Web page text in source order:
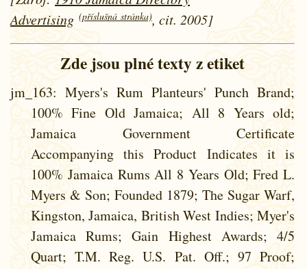
Advertising (příslušná stránka), cit. 2005]
Zde jsou plné texty z etiket
jm_163: Myers's Rum Planteurs' Punch Brand;
100% Fine Old Jamaica; All 8 Years old;
Jamaica Government Certificate
Accompanying this Product Indicates it is
100% Jamaica Rums All 8 Years Old; Fred L.
Myers & Son; Founded 1879; The Sugar Warf,
Kingston, Jamaica, British West Indies; Myer's
Jamaica Rums; Gain Highest Awards; 4/5
Quart; T.M. Reg. U.S. Pat. Off.; 97 Proof;